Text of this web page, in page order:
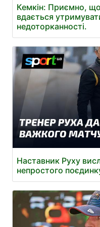
Кемкін: Приємно,
вдається
недоторканності.
Наставник Руху
непростого